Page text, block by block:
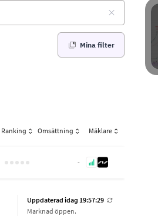
Mina filter
Ranking Omsättning Mäklare
-
Uppdaterad idag 19:57:29
Marknad öppen.